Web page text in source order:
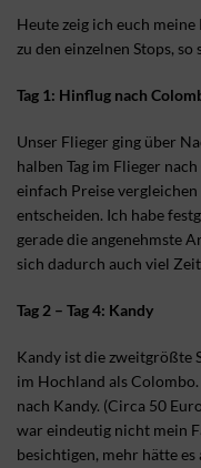
Heute zeig ich euch
zu den einzelnen Stops, so
Tag 1: Hinflug nach
Unser Flieger ging über
halben Tag im Flieger
einfach Preise
entscheiden. Ich habe
gerade die angenehmste
sich dadurch auch viel
Tag 2 – Tag 4: Kandy
Kandy ist die zweitgrößte
im Hochland als
nach Kandy. (Circa 50
war eindeutig nicht mein
besichtigen, mehr hätte